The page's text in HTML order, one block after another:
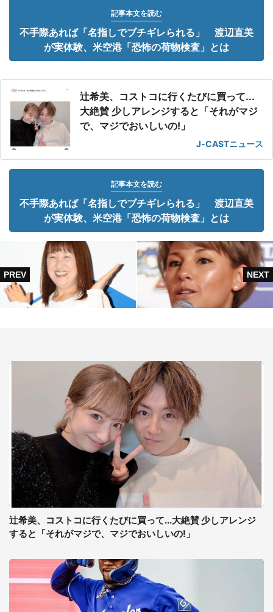
記事本文を読む
不手際あれば「名指しでブチギレられる」 渡辺直美
が実体験、米空港「恐怖の荷物検査」とは
辻希美、コストコに行くたびに買って...
大絶賛 少しアレンジすると「それがマジ
で、マジでおいしいの!」
J-CASTニュース
記事本文を読む
不手際あれば「名指しでブチギレられる」 渡辺直美
が実体験、米空港「恐怖の荷物検査」とは
辻希美、コストコに行くたびに買って...大絶賛 少しアレンジ
すると「それがマジで、マジでおいしいの!」